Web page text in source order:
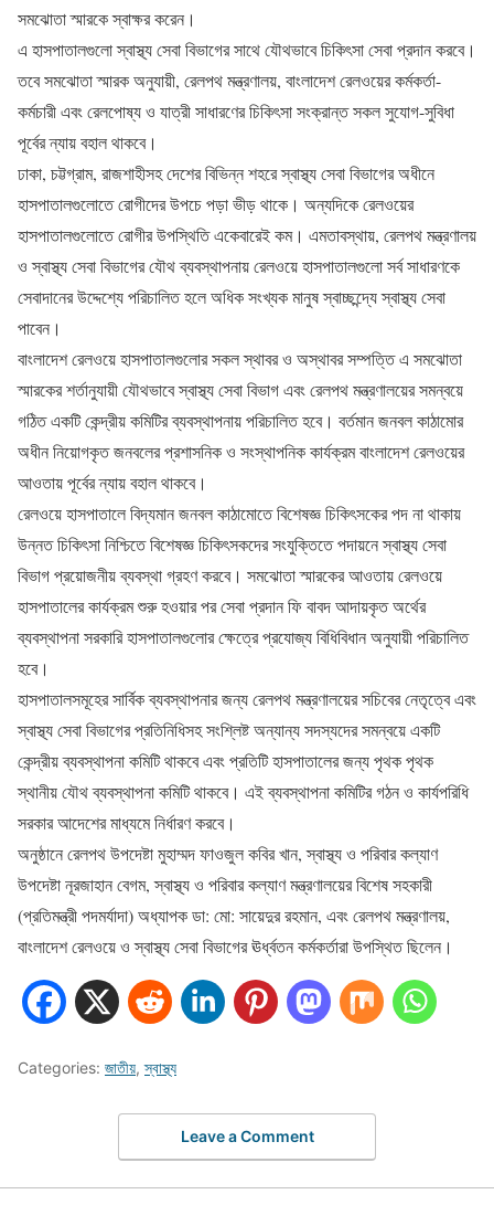
সমঝোতা স্মারকে স্বাক্ষর করেন।
এ হাসপাতালগুলো স্বাস্থ্য সেবা বিভাগের সাথে যৌথভাবে চিকিৎসা সেবা প্রদান করবে।
তবে সমঝোতা স্মারক অনুযায়ী, রেলপথ মন্ত্রণালয়, বাংলাদেশ রেলওয়ের কর্মকর্তা-
কর্মচারী এবং রেলপোষ্য ও যাত্রী সাধারণের চিকিৎসা সংক্রান্ত সকল সুযোগ-সুবিধা
পূর্বের ন্যায় বহাল থাকবে।
ঢাকা, চট্টগ্রাম, রাজশাহীসহ দেশের বিভিন্ন শহরে স্বাস্থ্য সেবা বিভাগের অধীনে
হাসপাতালগুলোতে রোগীদের উপচে পড়া ভীড় থাকে। অন্যদিকে রেলওয়ের
হাসপাতালগুলোতে রোগীর উপস্থিতি একেবারেই কম। এমতাবস্থায়, রেলপথ মন্ত্রণালয়
ও স্বাস্থ্য সেবা বিভাগের যৌথ ব্যবস্থাপনায় রেলওয়ে হাসপাতালগুলো সর্ব সাধারণকে
সেবাদানের উদ্দেশ্যে পরিচালিত হলে অধিক সংখ্যক মানুষ স্বাচ্ছন্দ্যে স্বাস্থ্য সেবা
পাবেন।
বাংলাদেশ রেলওয়ে হাসপাতালগুলোর সকল স্থাবর ও অস্থাবর সম্পত্তি এ সমঝোতা
স্মারকের শর্তানুযায়ী যৌথভাবে স্বাস্থ্য সেবা বিভাগ এবং রেলপথ মন্ত্রণালয়ের সমন্বয়ে
গঠিত একটি কেন্দ্রীয় কমিটির ব্যবস্থাপনায় পরিচালিত হবে। বর্তমান জনবল কাঠামোর
অধীন নিয়োগকৃত জনবলের প্রশাসনিক ও সংস্থাপনিক কার্যক্রম বাংলাদেশ রেলওয়ের
আওতায় পূর্বের ন্যায় বহাল থাকবে।
রেলওয়ে হাসপাতালে বিদ্যমান জনবল কাঠামোতে বিশেষজ্ঞ চিকিৎসকের পদ না থাকায়
উন্নত চিকিৎসা নিশ্চিতে বিশেষজ্ঞ চিকিৎসকদের সংযুক্তিতে পদায়নে স্বাস্থ্য সেবা
বিভাগ প্রয়োজনীয় ব্যবস্থা গ্রহণ করবে। সমঝোতা স্মারকের আওতায় রেলওয়ে
হাসপাতালের কার্যক্রম শুরু হওয়ার পর সেবা প্রদান ফি বাবদ আদায়কৃত অর্থের
ব্যবস্থাপনা সরকারি হাসপাতালগুলোর ক্ষেত্রে প্রযোজ্য বিধিবিধান অনুযায়ী পরিচালিত
হবে।
হাসপাতালসমূহের সার্বিক ব্যবস্থাপনার জন্য রেলপথ মন্ত্রণালয়ের সচিবের নেতৃত্বে এবং
স্বাস্থ্য সেবা বিভাগের প্রতিনিধিসহ সংশ্লিষ্ট অন্যান্য সদস্যদের সমন্বয়ে একটি
কেন্দ্রীয় ব্যবস্থাপনা কমিটি থাকবে এবং প্রতিটি হাসপাতালের জন্য পৃথক পৃথক
স্থানীয় যৌথ ব্যবস্থাপনা কমিটি থাকবে। এই ব্যবস্থাপনা কমিটির গঠন ও কার্যপরিধি
সরকার আদেশের মাধ্যমে নির্ধারণ করবে।
অনুষ্ঠানে রেলপথ উপদেষ্টা মুহাম্মদ ফাওজুল কবির খান, স্বাস্থ্য ও পরিবার কল্যাণ
উপদেষ্টা নূরজাহান বেগম, স্বাস্থ্য ও পরিবার কল্যাণ মন্ত্রণালয়ের বিশেষ সহকারী
(প্রতিমন্ত্রী পদমর্যাদা) অধ্যাপক ডা: মো: সায়েদুর রহমান, এবং রেলপথ মন্ত্রণালয়,
বাংলাদেশ রেলওয়ে ও স্বাস্থ্য সেবা বিভাগের ঊর্ধ্বতন কর্মকর্তারা উপস্থিত ছিলেন।
Categories: জাতীয়,স্বাস্থ্য
Leave a Comment